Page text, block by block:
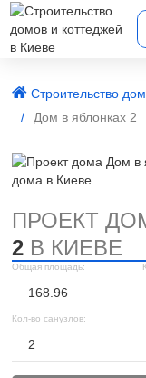
Строительство
Дом в яблонках 2
ПРОЕКТ
2 В КИЕВЕ
Общая площадь:
168.96
Кол-во санузлов:
2